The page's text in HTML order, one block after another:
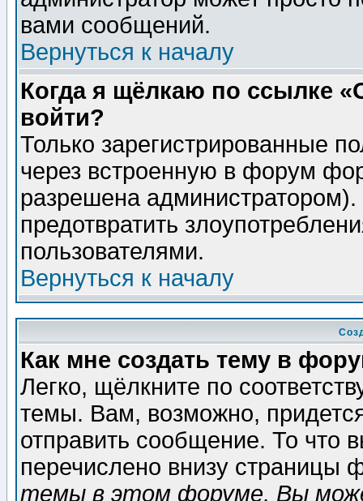
вами сообщений.
Вернуться к началу
Когда я щёлкаю по ссылке
войти?
Только зарегистрированные
через встроенную в форум
разрешена
предотвратить
пользователями.
Вернуться к началу
Как мне создать тему в
Легко, щёлкните по
темы. Вам, возможно,
отправить сообщение. То что
перечислено внизу страницы
темы в этом форуме, Вы